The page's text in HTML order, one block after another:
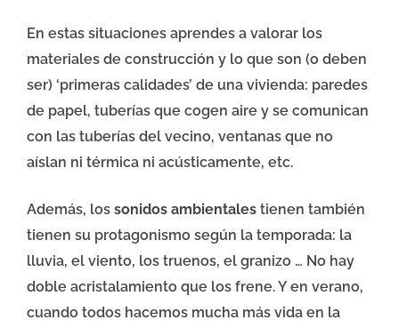
En estas situaciones aprendes a valorar los
materiales de construcción y lo que son (o deben
ser) ‘primeras calidades’ de una vivienda: paredes
de papel, tuberías que cogen aire y se comunican
con las tuberías del vecino, ventanas que no
aíslan ni térmica ni acústicamente, etc.
Además, los sonidos ambientales tienen también
tienen su protagonismo según la temporada: la
lluvia, el viento, los truenos, el granizo … No hay
doble acristalamiento que los frene. Y en verano,
cuando todos hacemos mucha más vida en la